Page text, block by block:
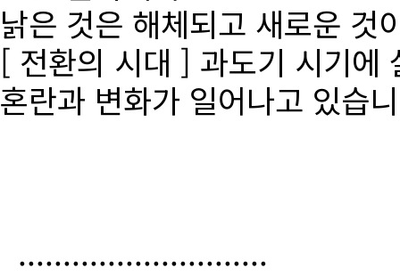
낡은 것은 해체되고 새로운 것
[ 전환의 시대 ] 과도기 시기에
혼란과 변화가 일어나고 있습
............................